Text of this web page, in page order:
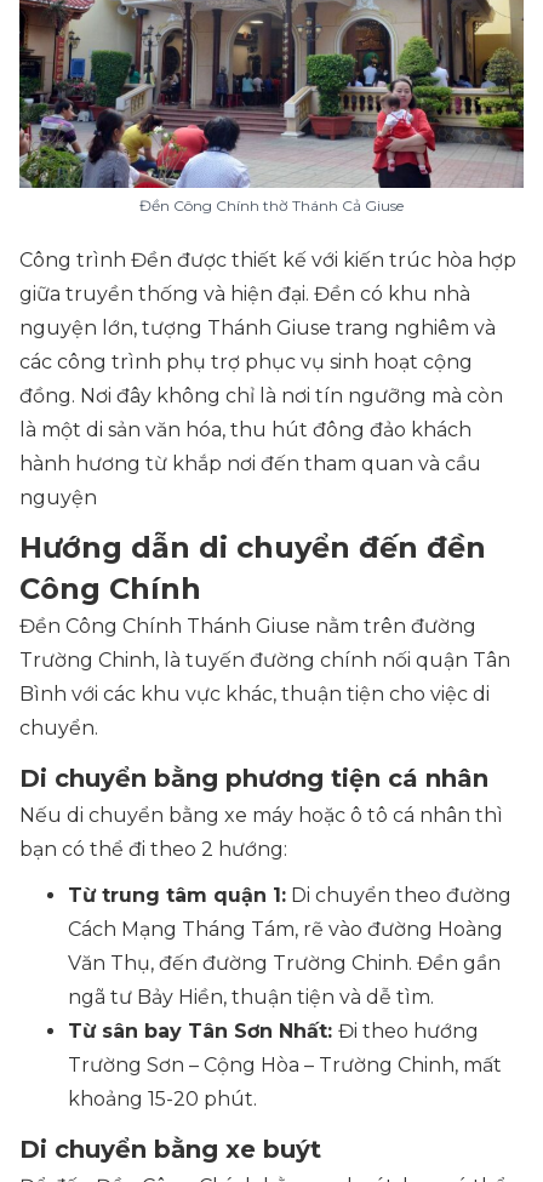
Đền Công Chính thờ Thánh Cả Giuse
Công trình Đền được thiết kế với kiến trúc hòa hợp
giữa truyền thống và hiện đại. Đền có khu nhà
nguyện lớn, tượng Thánh Giuse trang nghiêm và
các công trình phụ trợ phục vụ sinh hoạt cộng
đồng. Nơi đây không chỉ là nơi tín ngưỡng mà còn
là một di sản văn hóa, thu hút đông đảo khách
hành hương từ khắp nơi đến tham quan và cầu
nguyện
Hướng dẫn di chuyển đến đền
Công Chính
Đền Công Chính Thánh Giuse nằm trên đường
Trường Chinh, là tuyến đường chính nối quận Tân
Bình với các khu vực khác, thuận tiện cho việc di
chuyển.
Di chuyển bằng phương tiện cá nhân
Nếu di chuyển bằng xe máy hoặc ô tô cá nhân thì
bạn có thể đi theo 2 hướng:
Từ trung tâm quận 1: Di chuyển theo đường
Cách Mạng Tháng Tám, rẽ vào đường Hoàng
Văn Thụ, đến đường Trường Chinh. Đền gần
ngã tư Bảy Hiền, thuận tiện và dễ tìm.
Từ sân bay Tân Sơn Nhất: Đi theo hướng
Trường Sơn – Cộng Hòa – Trường Chinh, mất
khoảng 15-20 phút.
Di chuyển bằng xe buýt